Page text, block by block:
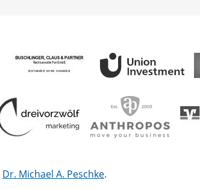
Dr. Michael A. Peschke.